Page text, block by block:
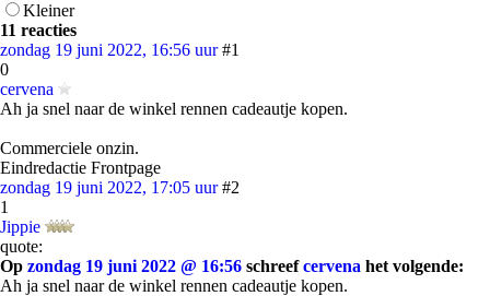
Kleiner
11 reacties
zondag 19 juni 2022, 16:56 uur #1
0
cervena
Ah ja snel naar de winkel rennen cadeautje kopen.
Commerciele onzin.
Eindredactie Frontpage
zondag 19 juni 2022, 17:05 uur #2
1
Jippie
quote:
Op zondag 19 juni 2022 @ 16:56 schreefcervena het volgende:
Ah ja snel naar de winkel rennen cadeautje kopen.